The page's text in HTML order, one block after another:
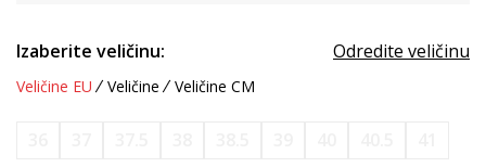
Izaberite veličinu: Odredite veličinu
Veličine EU Veličine Veličine CM